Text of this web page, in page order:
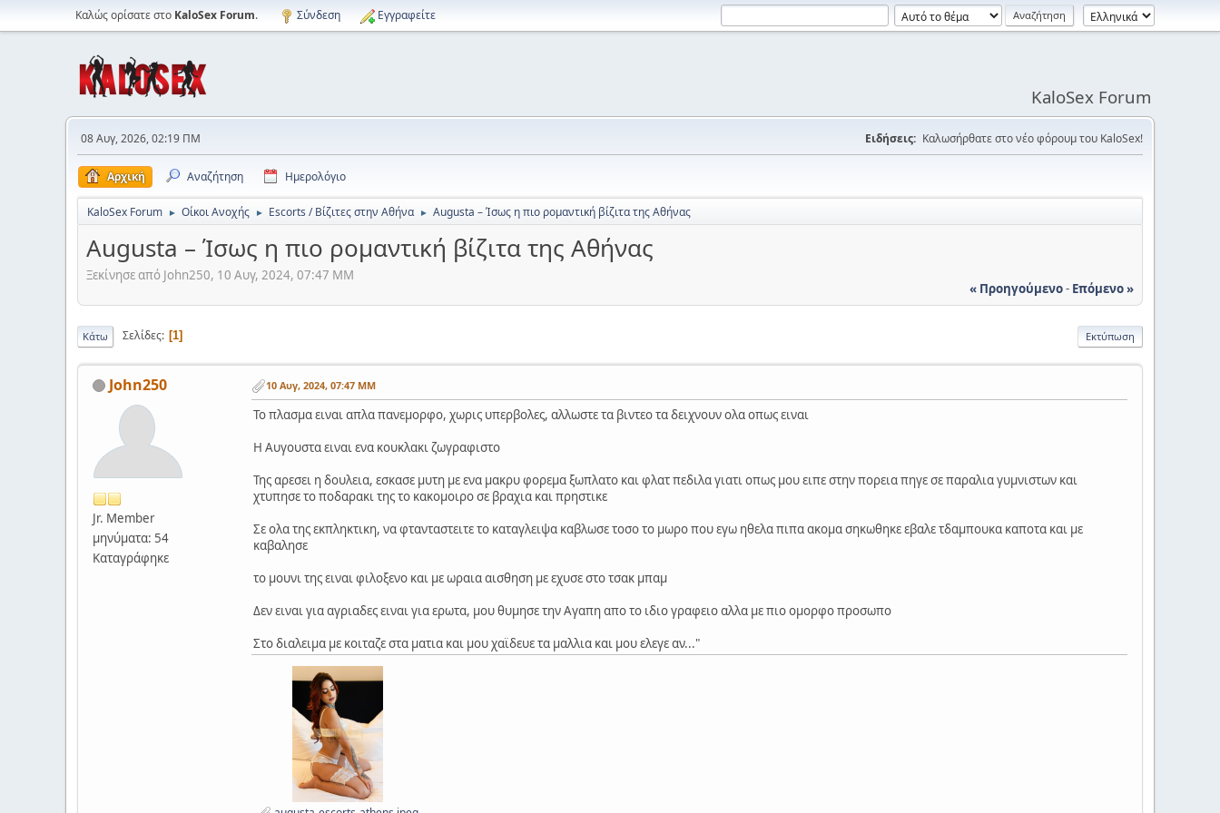
Καλώς ορίσατε στο KaloSex Forum. Σύνδεση Εγγραφείτε
KaloSex Forum
08 Αυγ, 2026, 02:19 ΠΜ Ειδήσεις: Καλωσήρθατε στο νέο φόρουμ του KaloSex!
Αρχική Αναζήτηση Ημερολόγιο
KaloSex Forum ► Οίκοι Ανοχής ► Escorts / Βίζιτες στην Αθήνα ► Augusta – Ίσως η πιο ρομαντική βίζιτα της Αθήνας
Augusta – Ίσως η πιο ρομαντική βίζιτα της Αθήνας
Ξεκίνησε από John250, 10 Αυγ, 2024, 07:47 ΜΜ
« Προηγούμενο- Επόμενο »
Εκτύπωση
Κάτω Σελίδες 1
John250
Jr. Member
μηνύματα: 54
Καταγράφηκε
10 Αυγ, 2024, 07:47 ΜΜ
Το πλασμα ειναι απλα πανεμορφο, χωρις υπερβολες, αλλωστε τα βιντεο τα δειχνουν ολα οπως ειναι
Η Αυγουστα ειναι ενα κουκλακι ζωγραφιστο
Της αρεσει η δουλεια, εσκασε μυτη με ενα μακρυ φορεμα ξωπλατο και φλατ πεδιλα γιατι οπως μου ειπε στην πορεια πηγε σε παραλια γυμνιστων και
χτυπησε το ποδαρακι της το κακομοιρο σε βραχια και πρηστικε
Σε ολα της εκπληκτικη, να φτανταστειτε το καταγλειψα καβλωσε τοσο το μωρο που εγω ηθελα πιπα ακομα σηκωθηκε εβαλε τδαμπουκα καποτα και με
καβαλησε
το μουνι της ειναι φιλοξενο και με ωραια αισθηση με εχυσε στο τσακ μπαμ
Δεν ειναι για αγριαδες ειναι για ερωτα, μου θυμησε την Αγαπη απο το ιδιο γραφειο αλλα με πιο ομορφο προσωπο
Στο διαλειμα με κοιταζε στα ματια και μου χαϊδευε τα μαλλια και μου ελεγε αν..."